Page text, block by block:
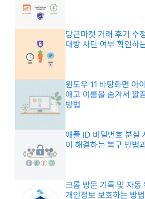
당근마켓 거래 후기 수
대방 차단 여부 확인하
윈도우 11 바탕화면 아
애고 이름을 숨겨서 깔
방법
애플 ID 비밀번호 분실
이 해결하는 복구 방법
크롬 방문 기록 및 자동
개인정보 보호하는 방법